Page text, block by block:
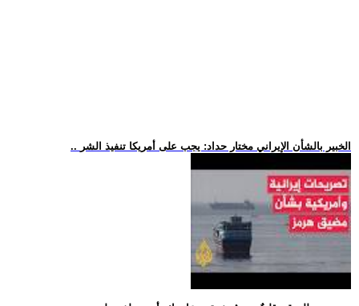
.. الخبير بالشأن الإيراني مختار حداد: يجب على أمريكا تنفيذ الشر